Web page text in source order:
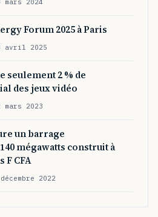
2024
Forum 2025 à Paris
avril 2025
seulement 2 % de
des jeux vidéo
2023
un barrage
mégawatts construit à
F CFA
2022